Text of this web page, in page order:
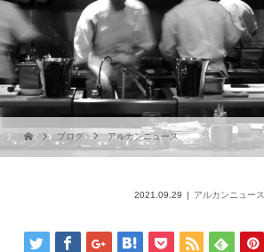
ブログ アルカンニュース
2021.09.29 アルカンニュース